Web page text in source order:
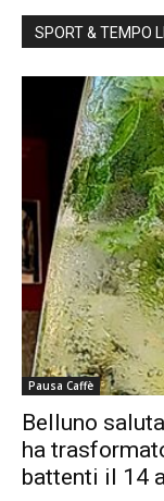
SPORT & TEMPO
Pausa Caffè
Belluno
ha
battenti il 14